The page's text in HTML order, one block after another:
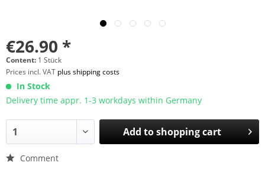
€26.90 *
Content: 1 Stück
Prices incl. VAT plus shipping costs
In Stock
Delivery time appr. 1-3 workdays within Germany
Add toshopping cart
Comment